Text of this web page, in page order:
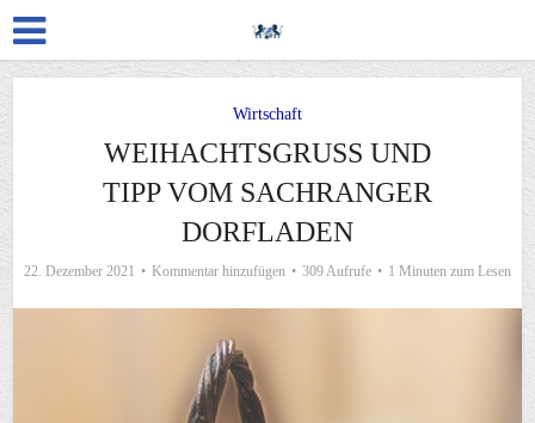
Wirtschaft
WEIHACHTSGRUSS UND T
IPP VOM SACHRANGER D
ORFLADEN
22. Dezember 2021 Kommentar hinzufügen 309 Aufrufe 1 Minuten zum Lesen